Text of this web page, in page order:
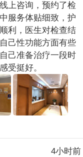
上咨询，预约了检
服务体贴细致，护
利，医生对检查结
己性功能方面有些
己准备治疗一段时
受挺好。
4小时前